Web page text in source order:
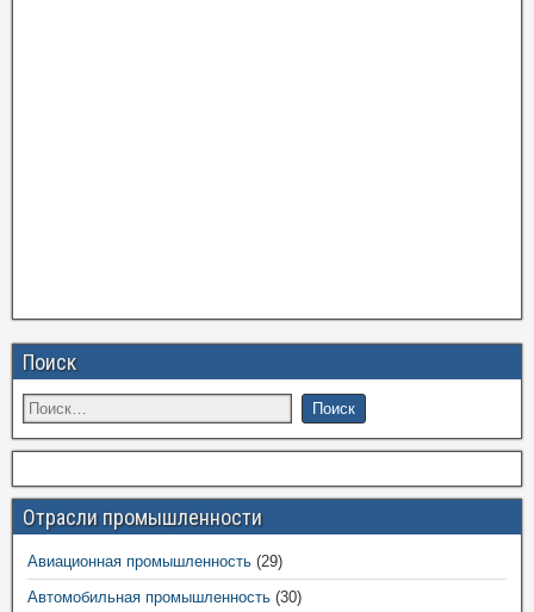
Поиск
Отрасли промышленности
Авиационная промышленность (29)
Автомобильная промышленность (30)